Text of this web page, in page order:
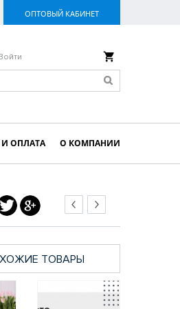
ОПТОВЫЙ КАБИНЕТ
И ОПЛАТА О КОМПАНИИ
ТОВАРЫ